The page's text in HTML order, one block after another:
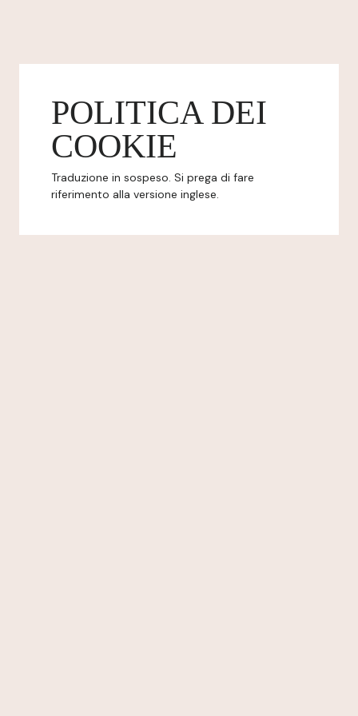
POLITICA DEI
COOKIE
Traduzione in sospeso. Si prega di fare
riferimento alla versione inglese.